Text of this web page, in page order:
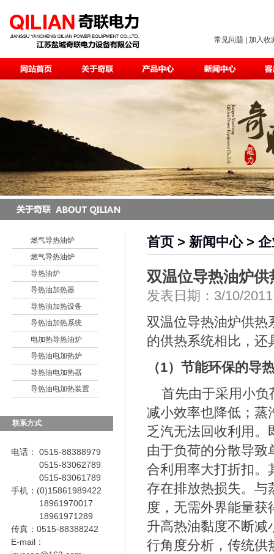
常见问题 加入收
燃气导热油炉
燃气导热油炉
导热油炉
导热油加热器
导热油加热设备
导热油加热系统
电加热导热油炉
导热油电加热炉
导热油电加热器
导热油电加热装置
联系方式
电话： 0515-88388979
0515-83062789
0515-83061789
手机：(0)15861989422
18961970017
18961971289
传真：0515-88388242
E-mail：
首页 > 新闻中心 >
双温位导热油炉供
发表日期：3/10/
双温位导热油炉供热
的供热系统相比，还
（1）节能环保的导
首先由于采用小
减小效率也降低；蒸
乏汽无法回收利用。
由于负荷的分散导致
合利用率大打折扣。
存在排放热损失。与
度，无需外界能量
升高热油黏度不断减
行角度分析，传统供